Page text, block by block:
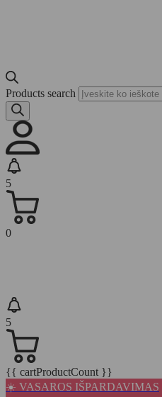
Products search
5
0
5
{{ cartProductCount }}
☀️ VASAROS IŠPARDAVIMAS